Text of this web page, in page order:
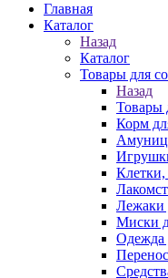
Главная
Каталог
Назад
Каталог
Товары для
Назад
Товары
Корм
Клетки,
Лежаки
Миски
Одежда